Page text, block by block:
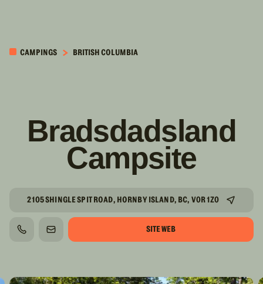
CONTENUCAMPINGS BRITISH COLUMBIA
Bradsdadsland
Campsite
2105 SHINGLE SPIT ROAD, HORNBY ISLAND, BC, V0R 1Z0
TÉLÉPHONECOURRIEL SITE WEB